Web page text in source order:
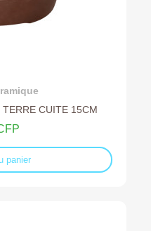
devis
CUITE 15CM
panier